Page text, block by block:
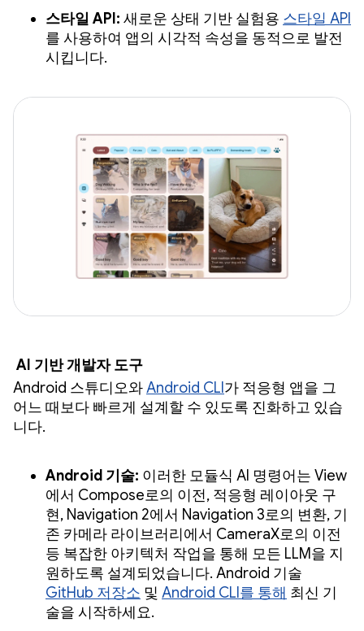
스타일 API: 새로운 상태 기반 실험용 스타일 API
를 사용하여 앱의 시각적 속성을 동적으로 발전
시킵니다.
AI 기반 개발자 도구
Android 스튜디오와Android CLI 가 적응형 앱을 그
어느 때보다 빠르게 설계할 수 있도록 진화하고 있습
니다.
Android 기술: 이러한 모듈식 AI 명령어는 View
에서 Compose로의 이전, 적응형 레이아웃 구
현, Navigation 2에서 Navigation 3로의 변환, 기
존 카메라 라이브러리에서 CameraX로의 이전
등 복잡한 아키텍처 작업을 통해 모든 LLM을 지
원하도록 설계되었습니다. Android 기술
GitHub 저장소 및 Android CLI를 통해 최신 기
술을 시작하세요.